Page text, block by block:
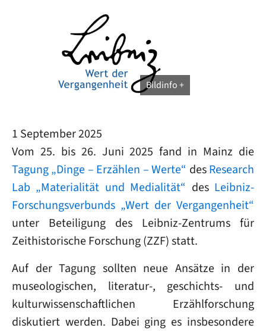
Bildinfo
1 September 2025
Vom 25. bis 26. Juni 2025 fand in Mainz die
Tagung „Dinge – Erzählen – Werte“ desResearch
Lab „Materialität und Medialität“ des Leibniz-
Forschungsverbunds „Wert der Vergangenheit“
unter Beteiligung des Leibniz-Zentrums für
Zeithistorische Forschung (ZZF) statt.
Auf der Tagung sollten neue Ansätze in der
museologischen, literatur-, geschichts- und
kulturwissenschaftlichen Erzählforschung
diskutiert werden. Dabei ging es insbesondere